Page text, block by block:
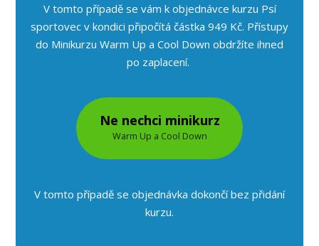
V tomto případě se vám k objednávce kurzu Psí
sportovec v kondici připočítá částka 949 Kč. Přístupy
do Minikurzu Warm Up a Cool Down obdržíte ihned
po zaplacení.
Ne nechci minikurz
Warm Up a Cool Down
V tomto případě se objednávka dokončí bez přidání
kurzu.